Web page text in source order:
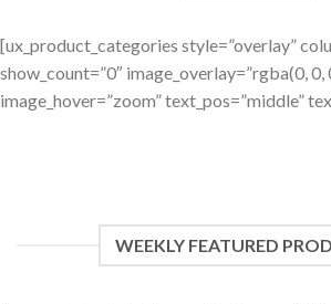
[ux_product_categories style=”overlay”
show_count=”0″ image_overlay=”rgba(0, 0,
image_hover=”zoom” text_pos=”middle”
WEEKLY FEATURED